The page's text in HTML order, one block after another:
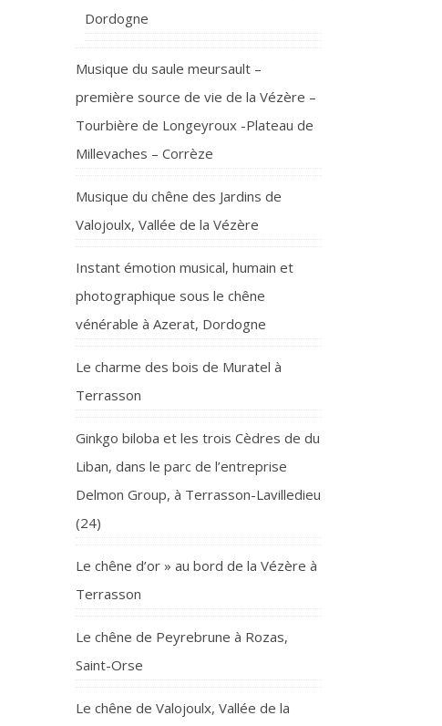
Dordogne
Musique du saule meursault –
première source de vie de la Vézère –
Tourbière de Longeyroux -Plateau de
Millevaches – Corrèze
Musique du chêne des Jardins de
Valojoulx, Vallée de la Vézère
Instant émotion musical, humain et
photographique sous le chêne
vénérable à Azerat, Dordogne
Le charme des bois de Muratel à
Terrasson
Ginkgo biloba et les trois Cèdres de du
Liban, dans le parc de l’entreprise
Delmon Group, à Terrasson-Lavilledieu
(24)
Le chêne d’or » au bord de la Vézère à
Terrasson
Le chêne de Peyrebrune à Rozas,
Saint-Orse
Le chêne de Valojoulx, Vallée de la